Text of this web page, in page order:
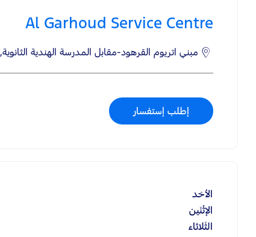
Al Garhoud Service Centre
مبني اتريوم القرهود-مقابل المدرسة الهندية الثانوية,
إطلب إستفسار
الأحَد
الإثْنَين
الثَلاثاء